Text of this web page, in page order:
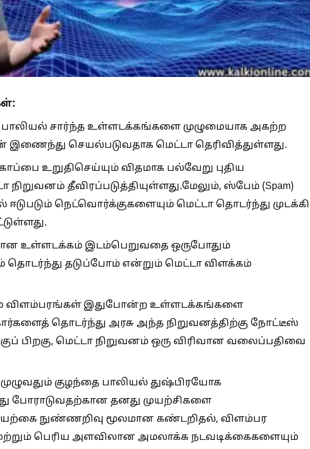
சார்ந்த உள்ளடக்கங்களை முழுமையாக அகற்ற
இணைந்து செயல்படுவதாக மெட்டா தெரிவித்துள்ளது.
உறுதிசெய்யும் விதமாக பல்வேறு புதிய
தீவிரப்படுத்தியுள்ளது.மேலும், ஸ்பேம் (Spam)
ஈடுபடும் நெட்வொர்க்குகளையும் மெட்டா தொடர்ந்து முடக்கி
உள்ளடக்கம் இடம்பெறுவதை ஒருபோதும்
தொடர்ந்து தடுப்போம் என்றும் மெட்டா விளக்கம்
விளம்பரங்கள் இதுபோன்ற உள்ளடக்கங்களை
தொடர்ந்து அரசு அந்த நிறுவனத்திற்கு நோட்டீஸ்
பிறகு, மெட்டா நிறுவனம் ஒரு விரிவான வலைப்பதிவை
குழந்தை பாலியல் துஷ்பிரயோக
போராடுவதற்கான தனது முயற்சிகளை
நுண்ணறிவு மூலமான கண்டறிதல், விளம்பர
பெரிய அளவிலான அமலாக்க நடவடிக்கைகளையும்